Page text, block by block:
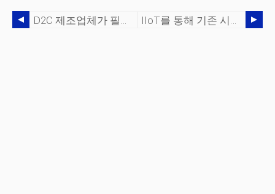
D2C 제조업체가 필요로 하는 최고의 린 제조 도구 IIoT를 통해 기존 시스템을 온라인 상태로 만드는 5단계